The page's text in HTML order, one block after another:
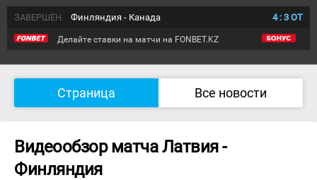
ЗАВЕРШЁН Финляндия - Канада 4: 3 ОТ
Делайте ставки на матчи на FONBET.KZ
Страница Все новости
Видеообзор матча Латвия -
Финляндия